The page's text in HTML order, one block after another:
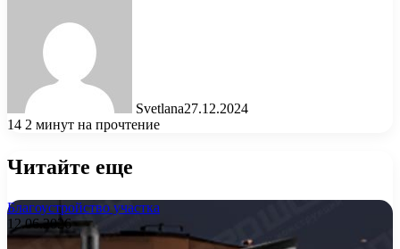
Svetlana27.12.2024
14 2 минут на прочтение
Читайте еще
Благоустройство участка
12.06.2026